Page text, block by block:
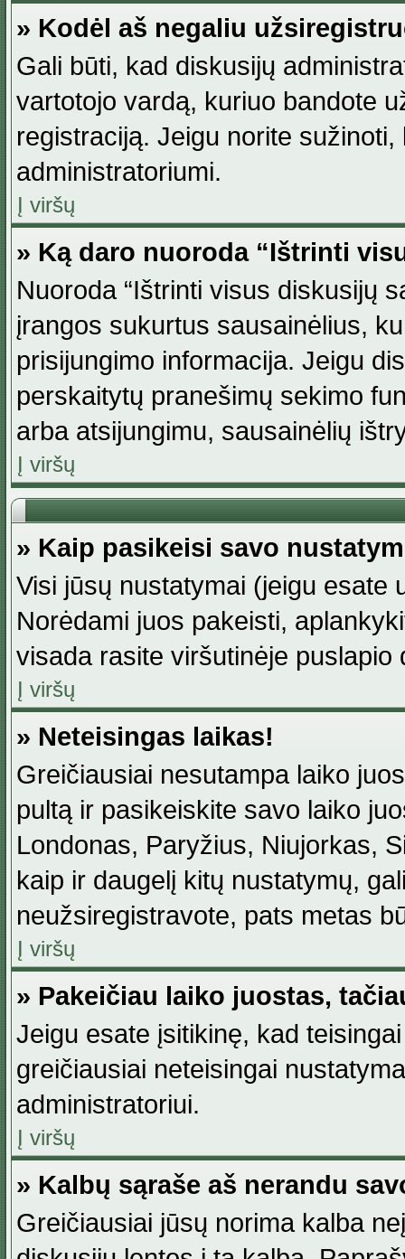
» Kodėl aš negaliu
Gali būti, kad diskusijų
vartotojo vardą, kuriuo bandote
registraciją. Jeigu norite
administratoriumi.
Į viršų
» Ką daro nuoroda “Ištrinti
Nuoroda “Ištrinti visus diskusijų
įrangos sukurtus sausainėlius,
prisijungimo informacija. Jeigu
perskaitytų pranešimų sekimo
arba atsijungimu, sausainėlių
Į viršų
» Kaip pasikeisi savo
Visi jūsų nustatymai (jeigu esate
Norėdami juos pakeisti,
visada rasite viršutinėje
Į viršų
» Neteisingas laikas!
Greičiausiai nesutampa laiko
pultą ir pasikeiskite savo laiko
Londonas, Paryžius, Niujorkas,
kaip ir daugelį kitų nustatymų,
neužsiregistravote, pats metas
Į viršų
» Pakeičiau laiko juostas,
Jeigu esate įsitikinę, kad
greičiausiai neteisingai
administratoriui.
Į viršų
» Kalbų sąraše aš nerandu
Greičiausiai jūsų norima kalba